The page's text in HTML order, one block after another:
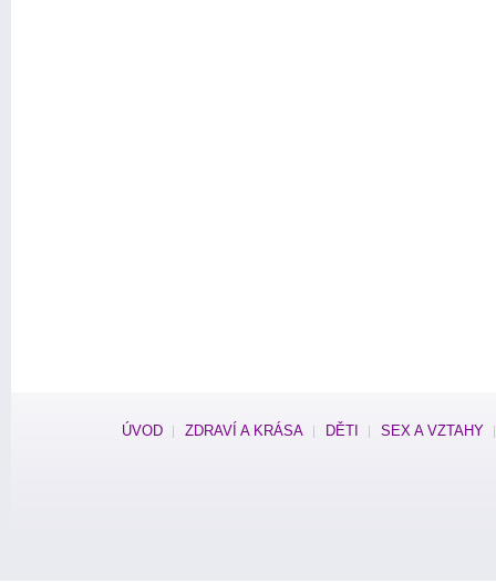
ÚVOD ZDRAVÍ A KRÁSA DĚTI SEX A VZTAHY